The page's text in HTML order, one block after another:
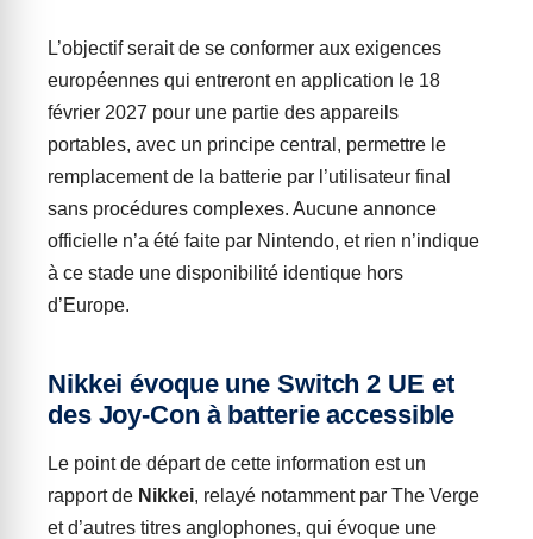
L’objectif serait de se conformer aux exigences
européennes qui entreront en application le 18
février 2027 pour une partie des appareils
portables, avec un principe central, permettre le
remplacement de la batterie par l’utilisateur final
sans procédures complexes. Aucune annonce
officielle n’a été faite par Nintendo, et rien n’indique
à ce stade une disponibilité identique hors
d’Europe.
Nikkei évoque une Switch 2 UE et
des Joy-Con à batterie accessible
Le point de départ de cette information est un
rapport de Nikkei, relayé notamment par The Verge
et d’autres titres anglophones, qui évoque une